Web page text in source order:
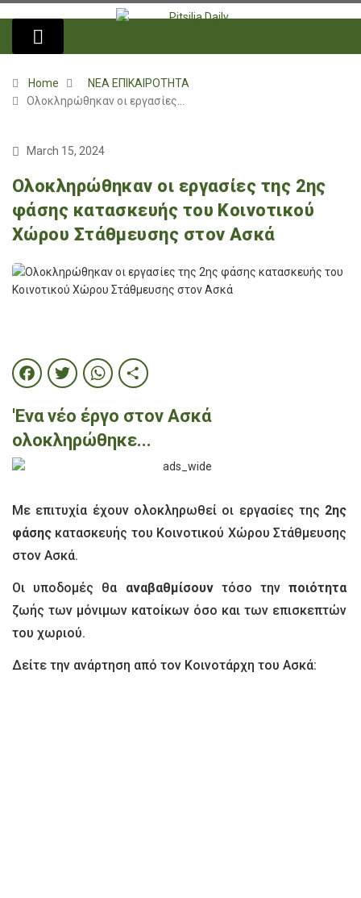
Home
ΝΕΑ ΕΠΙΚΑΙΡΟΤΗΤΑ
Ολοκληρώθηκαν οι εργασίες…
March 15, 2024
Ολοκληρώθηκαν οι εργασίες της 2ης
φάσης κατασκευής του Κοινοτικού
Χώρου Στάθμευσης στον Ασκά
Facebook
Twitter
WhatsApp
Share
'Ενα νέο έργο στον Ασκά
ολοκληρώθηκε...
Με επιτυχία έχουν ολοκληρωθεί οι εργασίες της 2ης
φάσης κατασκευής του Κοινοτικού Χώρου Στάθμευσης
στον Ασκά.
Οι υποδομές θα αναβαθμίσουντόσο τηνποιότητα
ζωής των μόνιμων κατοίκων όσο και των επισκεπτών
του χωριού.
Δείτε την ανάρτηση από τον Κοινοτάρχη του Ασκά: